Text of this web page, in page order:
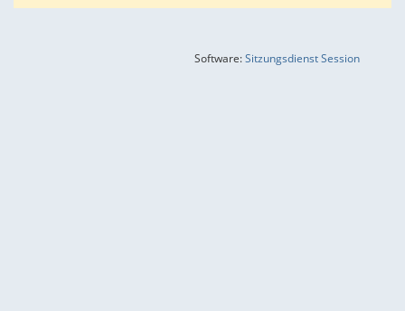
Software:SitzungsdienstSession(Wird in